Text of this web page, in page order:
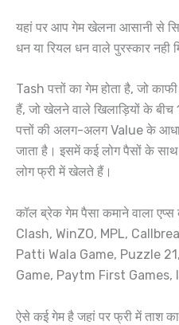
यहां पर आप गेम खेलना आसानी से
धन या रियल धन वाले पुरस्कार नही
Tash पत्तों का गेम होता है, जो
हैं, जो खेलने वाले खिलाड़ियों के
पत्तों की अलग-अलग Value के
जाता है। इसमें कई लोग पैसों के
लोग फ्री में खेलते हैं।
कॉल ब्रेक गेम पैसा कमाने वाला
Clash, WinZO, MPL,
Patti Wala Game, Puzzle
Game, Paytm First Games,
ऐसे कई गेम है जहां पर फ्री में ताश